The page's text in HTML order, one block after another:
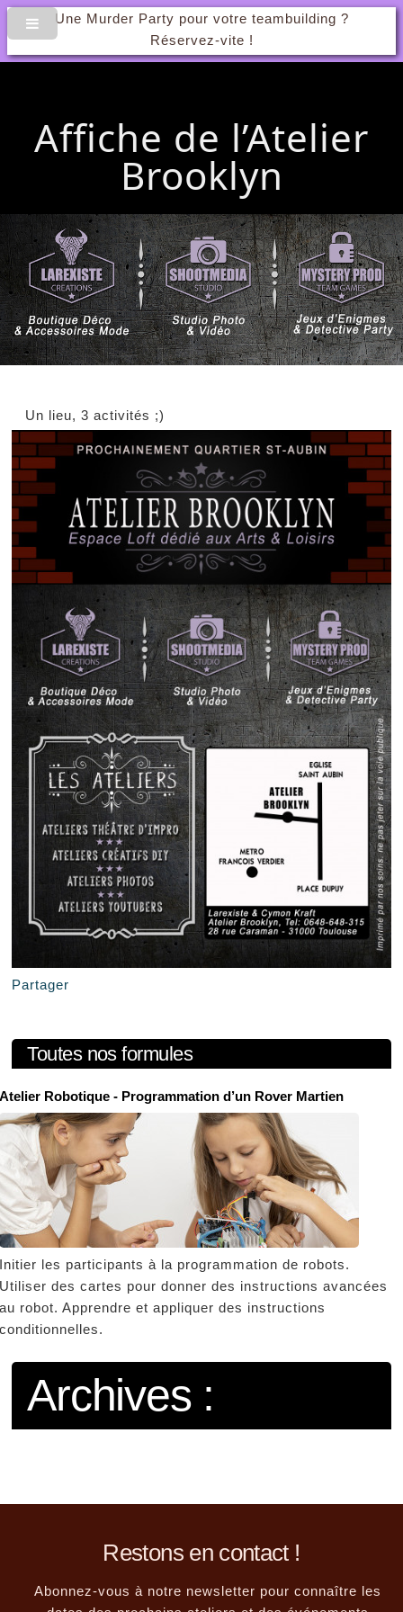
Une Murder Party pour votre teambuilding ?
Réservez-vite !
Affiche de l’Atelier
Brooklyn
Un lieu, 3 activités ;)
Partager
Toutes nos formules
Robotique - Programmation d’un Rover Martien
les participants à la programmation de robots.
des cartes pour donner des instructions avancées
robot. Apprendre et appliquer des instructions
Archives :
Restons en contact !
Abonnez-vous à notre newsletter pour connaître les